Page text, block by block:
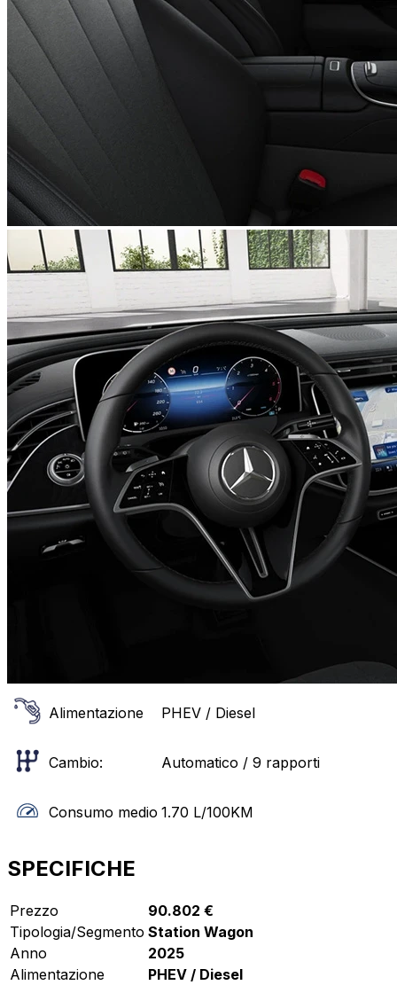
Alimentazione PHEV / Diesel
Cambio: Automatico / 9 rapporti
Consumo medio 1.70 L/100KM
SPECIFICHE
Prezzo
90.802 €
Tipologia/Segmento Station Wagon
Anno
2025
Alimentazione
PHEV / Diesel